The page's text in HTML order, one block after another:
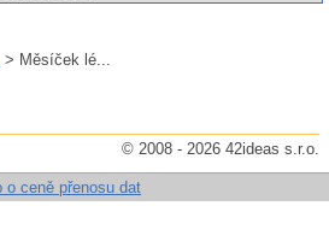
> Měsíček lé...
© 2008 - 2026 42ideas s.r.o.
o ceně přenosu dat